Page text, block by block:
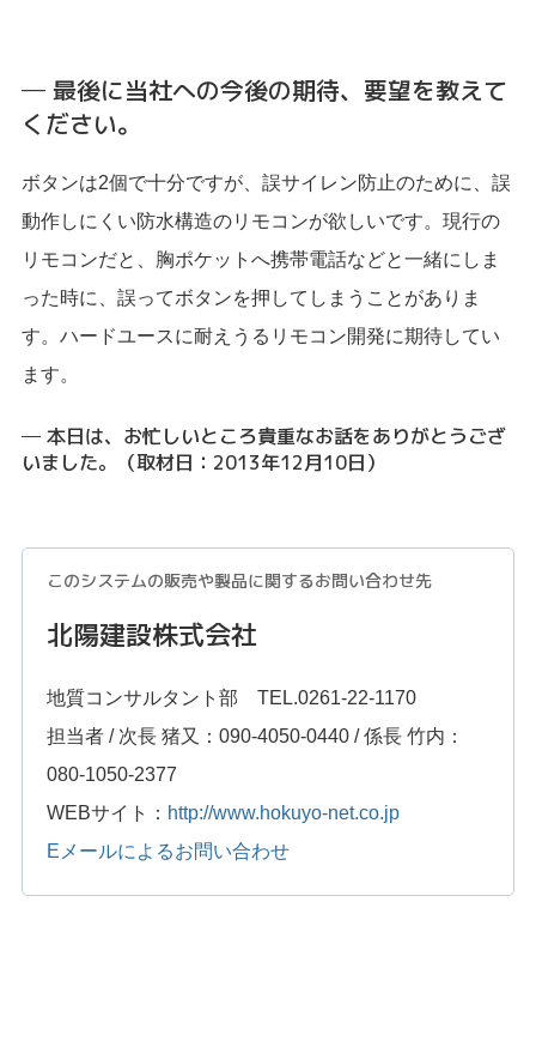
─ 最後に当社への今後の期待、要望を教えて
ください。
ボタンは2個で十分ですが、誤サイレン防止のために、誤
動作しにくい防水構造のリモコンが欲しいです。現行の
リモコンだと、胸ポケットへ携帯電話などと一緒にしま
った時に、誤ってボタンを押してしまうことがありま
す。ハードユースに耐えうるリモコン開発に期待してい
ます。
─ 本日は、お忙しいところ貴重なお話をありがとうござ
いました。（取材日：2013年12月10日）
このシステムの販売や製品に関するお問い合わせ先
北陽建設株式会社
地質コンサルタント部 TEL.0261-22-1170
担当者 / 次長 猪又：090-4050-0440 / 係長 竹内：
080-1050-2377
WEBサイト： http://www.hokuyo-net.co.jp
Eメールによるお問い合わせ